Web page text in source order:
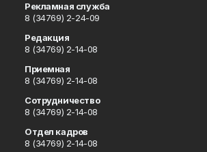
Рекламная служба
8 (34769) 2-24-09
Редакция
8 (34769) 2-14-08
Приемная
8 (34769) 2-14-08
Сотрудничество
8 (34769) 2-14-08
Отдел кадров
8 (34769) 2-14-08